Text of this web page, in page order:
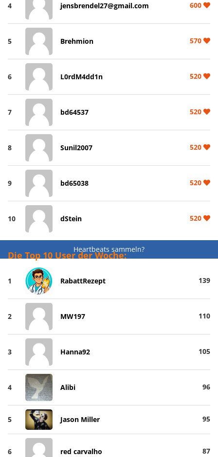
4 jensbrendel27@gmail.com 600
5 Brehmion 570
6 L0rdM4dd1n 520
7 bd64537 520
8 Sunil2007 520
9 bd65038 520
10 dStein 520
Heartbeats sammeln?
Die Top 10 User der Woche:
1 RabattRezept 139
2 MW197 110
3 Hanna92 105
4 Alibi 96
5 Jason Miller 95
6 red carvalho 87